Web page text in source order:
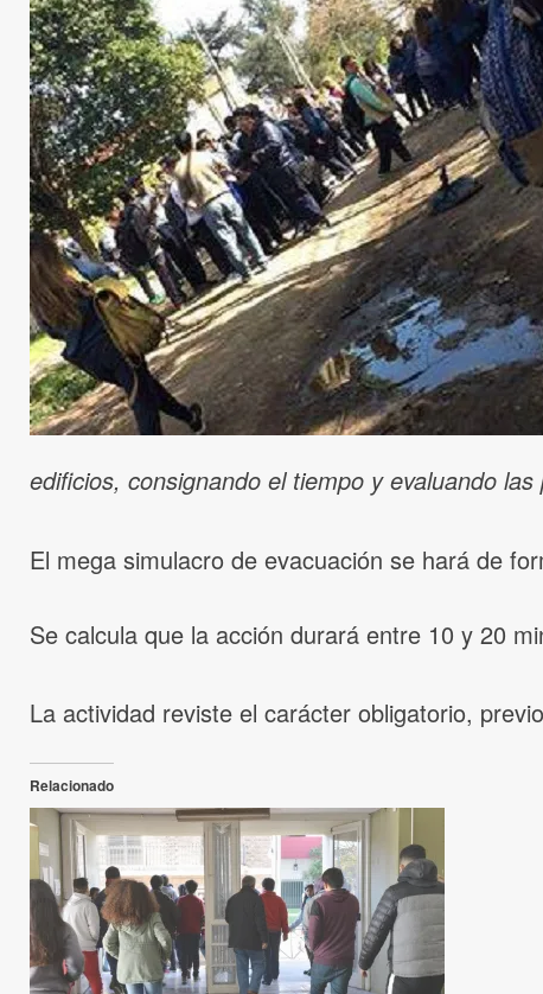
edificios, consignando el tiempo y evaluando
El mega simulacro de evacuación se hará de
Se calcula que la acción durará entre 10 y 20
La actividad reviste el carácter obligatorio,
Relacionado